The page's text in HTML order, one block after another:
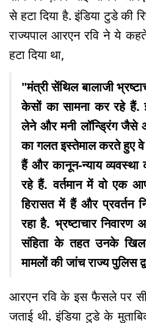
से हटा दिया है. इंडिया टुडे की
राज्यपाल आरएन रवि ने ये
हटा दिया था,
"मंत्री सेंथिल बालाजी
केसों का सामना कर रहे हैं.
लेने और मनी लॉन्ड्रिंग जैसे
का गलत इस्तेमाल करते हुए
हैं और कानून-न्याय व्यवस्था
रहे हैं. वर्तमान में वो एक
हिरासत में हैं और प्रवर्तन
रहा है. भ्रष्टाचार
संहिता के तहत उनके
मामलों की जांच राज्य पुलिस
आरएन रवि के इस फैसले पर
जताई थी. इंडिया टुडे के